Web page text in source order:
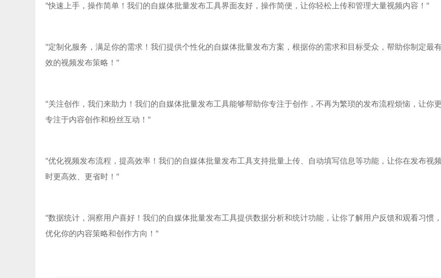
"快速上手，操作简单！我们的自媒体批量发布工具界面友好，操作简便，让你轻松上传和管理大量视频内容！"
"定制化服务，满足你的需求！我们提供个性化的自媒体批量发布方案，根据你的需求和目标受众，帮助你制定最
效的视频发布策略！"
"关注创作，我们来助力！我们的自媒体批量发布工具能够帮助你专注于创作，不再为繁琐的发布流程烦恼，让你
专注于内容创作和粉丝互动！"
"优化视频发布流程，提高效率！我们的自媒体批量发布工具支持批量上传、自动填写信息等功能，让你在发布视
时更高效、更省时！"
"数据统计，洞察用户喜好！我们的自媒体批量发布工具提供数据分析和统计功能，让你了解用户反馈和观看习惯
优化你的内容策略和创作方向！"